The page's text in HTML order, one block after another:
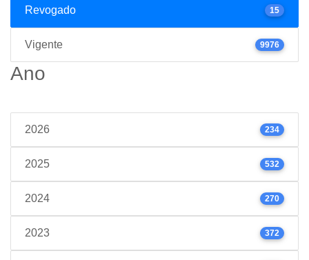
Revogado 15
Vigente 9976
Ano
2026 234
2025 532
2024 270
2023 372